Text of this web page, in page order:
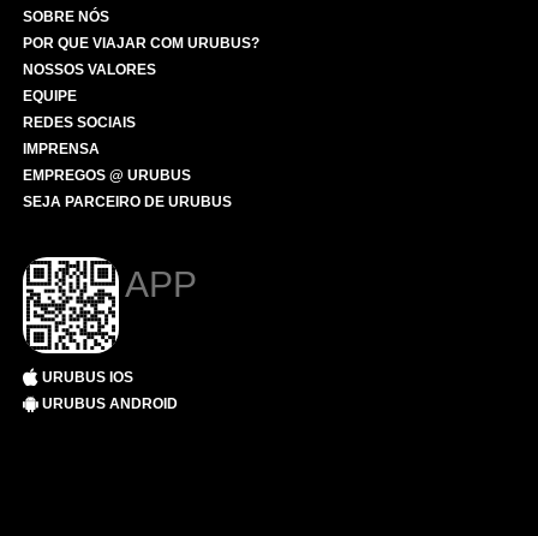
SOBRE NÓS
POR QUE VIAJAR COM URUBUS?
NOSSOS VALORES
EQUIPE
REDES SOCIAIS
IMPRENSA
EMPREGOS @ URUBUS
SEJA PARCEIRO DE URUBUS
APP
URUBUS IOS
URUBUS ANDROID